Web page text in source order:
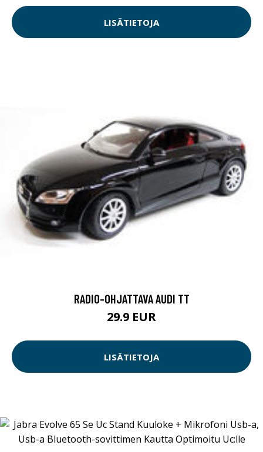
LISÄTIETOJA
RADIO-OHJATTAVA AUDI TT
29.9 EUR
LISÄTIETOJA